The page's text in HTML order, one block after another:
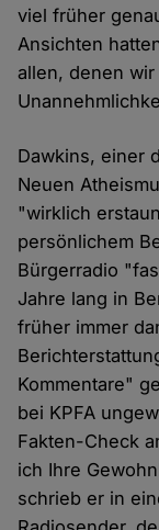
viel früher
Ansichten
allen, denen
Dawkins, einer
Neuen
"wirklich
persönlichem
Bürgerradio
Jahre lang in
früher immer
Kommentare"
bei KPFA
Fakten-Check
ich Ihre
schrieb er in